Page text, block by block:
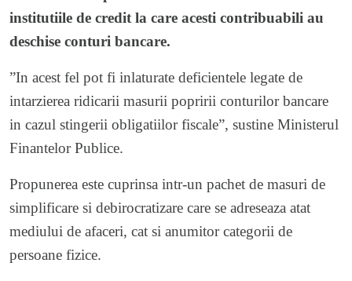
institutiile de credit la care acesti contribuabili au
deschise conturi bancare.
”In acest fel pot fi inlaturate deficientele legate de
intarzierea ridicarii masurii popririi conturilor bancare
in cazul stingerii obligatiilor fiscale”, sustine Ministerul
Finantelor Publice.
Propunerea este cuprinsa intr-un pachet de masuri de
simplificare si debirocratizare care se adreseaza atat
mediului de afaceri, cat si anumitor categorii de
persoane fizice.